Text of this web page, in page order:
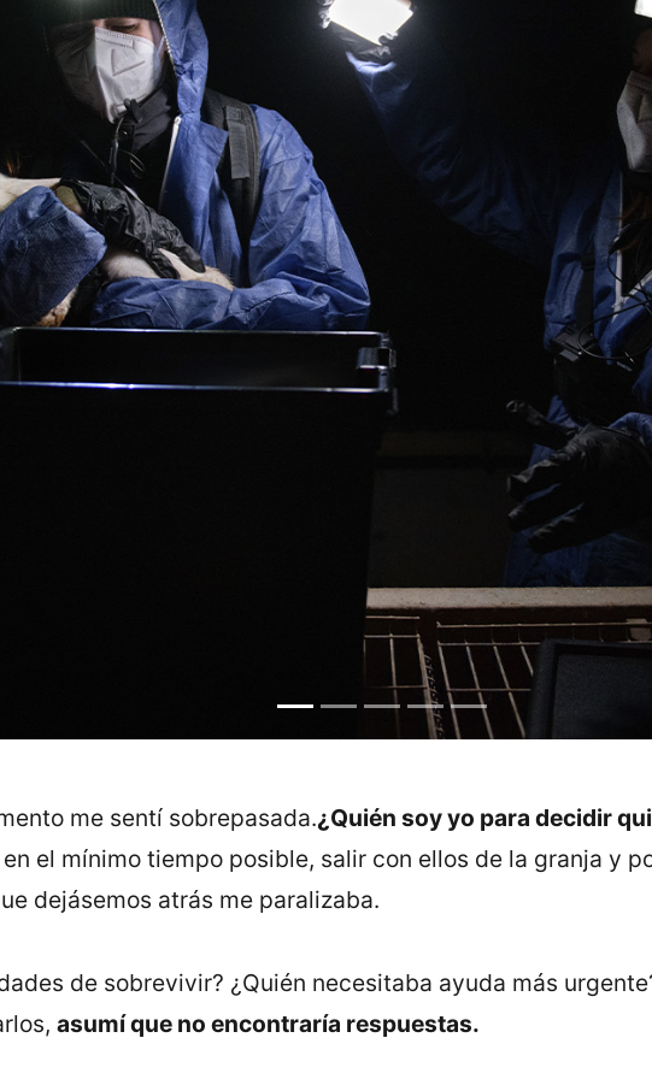
me sentí sobrepasada.¿Quién soy yo para decidir
el mínimo tiempo posible, salir con ellos de la granja y
dejásemos atrás me paralizaba.
de sobrevivir? ¿Quién necesitaba ayuda más
asumí que no encontraría respuestas.